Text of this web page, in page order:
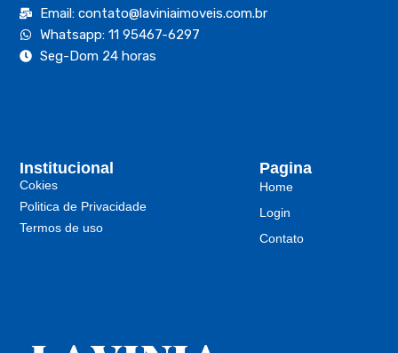
Pagina
Home
Login
Contato
Institucional
Cokies
Politica de Privacidade
Termos de uso
Email: contato@laviniaimoveis.com.br
Whatsapp: 11 95467-6297
Seg-Dom 24 horas